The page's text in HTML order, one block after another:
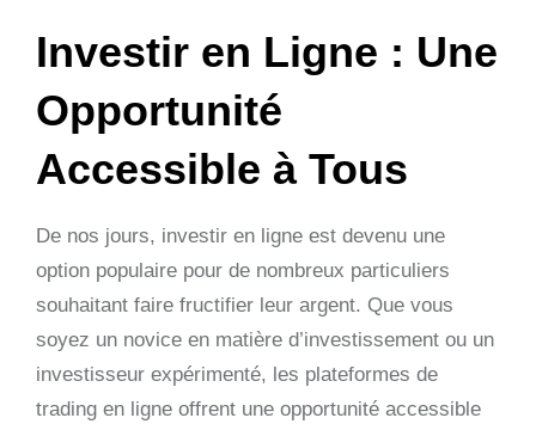
Investir en Ligne : Une
Opportunité
Accessible à Tous
De nos jours, investir en ligne est devenu une
option populaire pour de nombreux particuliers
souhaitant faire fructifier leur argent. Que vous
soyez un novice en matière d’investissement ou un
investisseur expérimenté, les plateformes de
trading en ligne offrent une opportunité accessible